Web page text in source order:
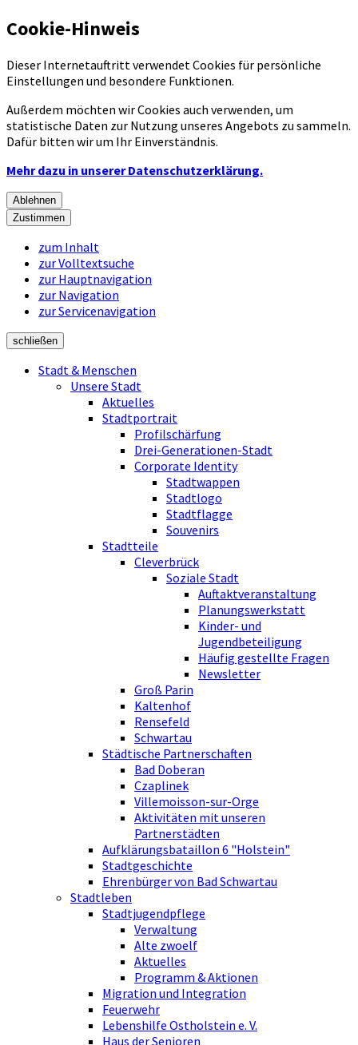
Cookie-Hinweis
Dieser Internetauftritt verwendet Cookies für persönliche
Einstellungen und besondere Funktionen.
Außerdem möchten wir Cookies auch verwenden, um
statistische Daten zur Nutzung unseres Angebots zu sammeln.
Dafür bitten wir um Ihr Einverständnis.
Mehr dazu in unserer Datenschutzerklärung.
Ablehnen
Zustimmen
zum Inhalt
zur Volltextsuche
zur Hauptnavigation
zur Navigation
zur Servicenavigation
schließen
Stadt & Menschen
Unsere Stadt
Aktuelles
Stadtportrait
Profilschärfung
Drei-Generationen-Stadt
Corporate Identity
Stadtwappen
Stadtlogo
Stadtflagge
Souvenirs
Stadtteile
Cleverbrück
Soziale Stadt
Auftaktveranstaltung
Planungswerkstatt
Kinder- und
Jugendbeteiligung
Häufig gestellte Fragen
Newsletter
Groß Parin
Kaltenhof
Rensefeld
Schwartau
Städtische Partnerschaften
Bad Doberan
Czaplinek
Villemoisson-sur-Orge
Aktivitäten mit unseren
Partnerstädten
Aufklärungsbataillon 6 "Holstein"
Stadtgeschichte
Ehrenbürger von Bad Schwartau
Stadtleben
Stadtjugendpflege
Verwaltung
Alte zwoelf
Aktuelles
Programm & Aktionen
Migration und Integration
Feuerwehr
Lebenshilfe Ostholstein e. V.
Haus der Senioren